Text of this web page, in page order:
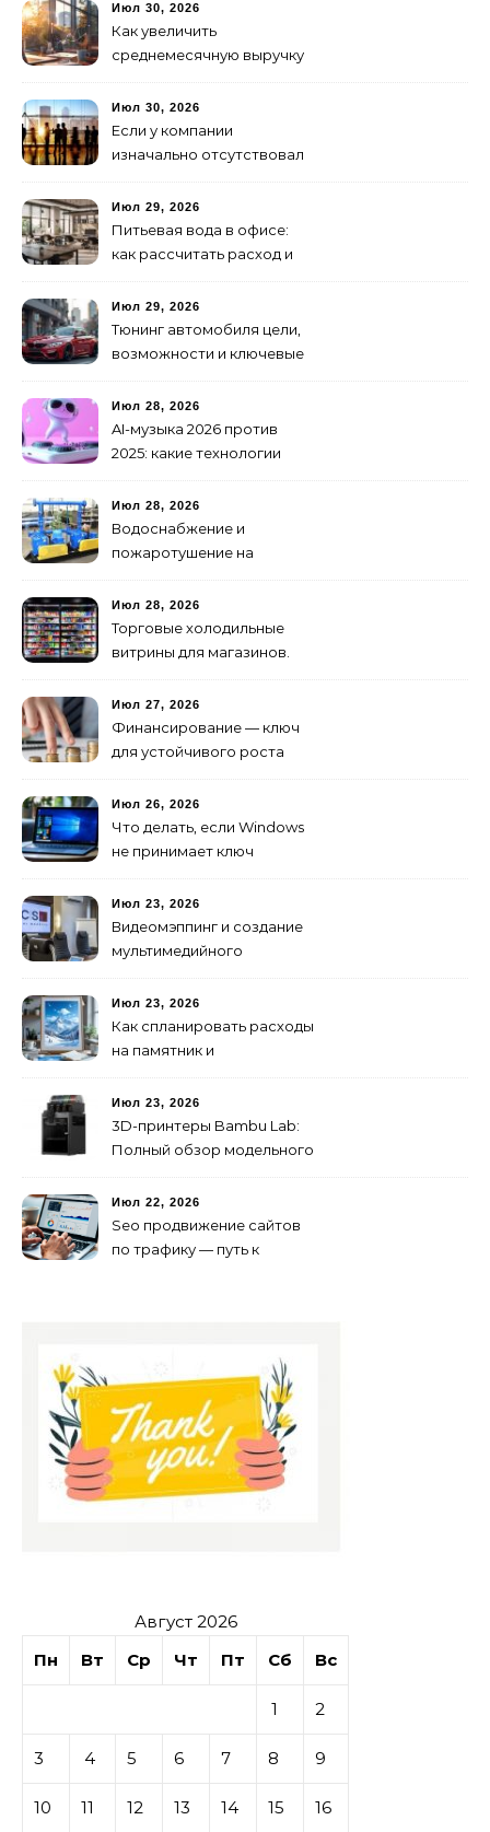
Июл 30, 2026
Как увеличить
среднемесячную выручку
лишних затрат
Июл 30, 2026
Если у компании
изначально отсутствовал
как не утонуть в хаосе
Июл 29, 2026
Питьевая вода в офисе:
как рассчитать расход и
Июл 29, 2026
Тюнинг автомобиля цели,
возможности и ключевые
транспортных средств
Июл 28, 2026
AI-музыка 2026 против
2025: какие технологии
создание клипов
изменилось навсегда
Июл 28, 2026
Водоснабжение и
пожаротушение на
оборудование
предусмотреть заранее
Июл 28, 2026
Торговые холодильные
витрины для магазинов.
Июл 27, 2026
Финансирование — ключ
для устойчивого роста
Июл 26, 2026
Что делать, если Windows
не принимает ключ
Июл 23, 2026
Видеомэппинг и создание
мультимедийного
будущего для пространств
Июл 23, 2026
Как спланировать расходы
на памятник и
без лишних переплат
Июл 23, 2026
3D-принтеры Bambu Lab:
Полный обзор модельного
года
Июл 22, 2026
Seo продвижение сайтов
по трафику — путь к
Август 2026
Пн
Вт Ср Чт Пт Сб Вс
1 2
3 4 5 6 7 8 9
10 11 12 13 14 15 16